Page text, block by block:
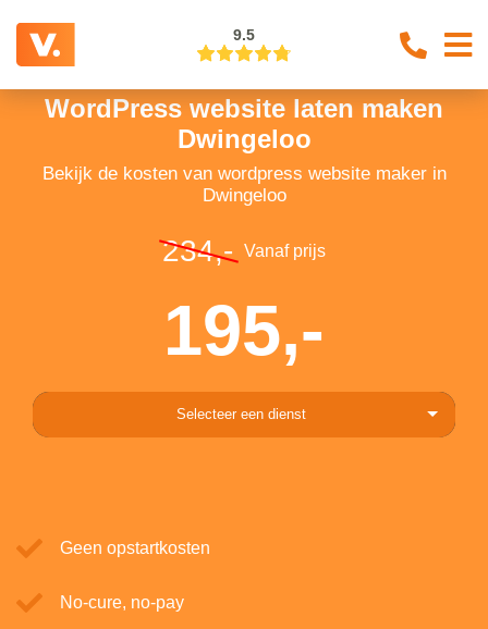
9.5
WordPress website laten maken
Dwingeloo
Bekijk de kosten van wordpress website maker in
Dwingeloo
234,- Vanaf prijs
195,-
Selecteer een dienst
Geen opstartkosten
No-cure, no-pay